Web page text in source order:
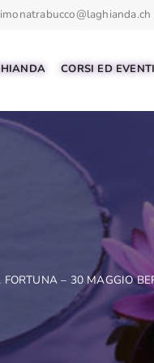
CORSI ED EVENTI
FORTUNA – 30 MAGGIO